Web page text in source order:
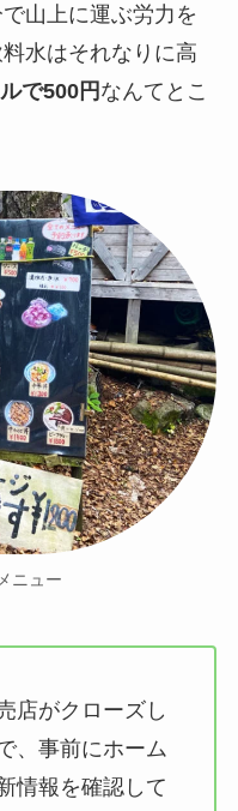
山上に運ぶ労力を
水はそれなりに高
で500円 なんてとこ
ニュー
店がクローズし
、事前にホーム
情報を確認して